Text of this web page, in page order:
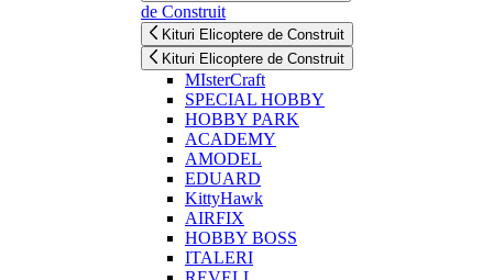
de Construit
Kituri Elicoptere de Construit
Kituri Elicoptere de Construit
MIsterCraft
SPECIAL HOBBY
HOBBY PARK
ACADEMY
AMODEL
EDUARD
KittyHawk
AIRFIX
HOBBY BOSS
ITALERI